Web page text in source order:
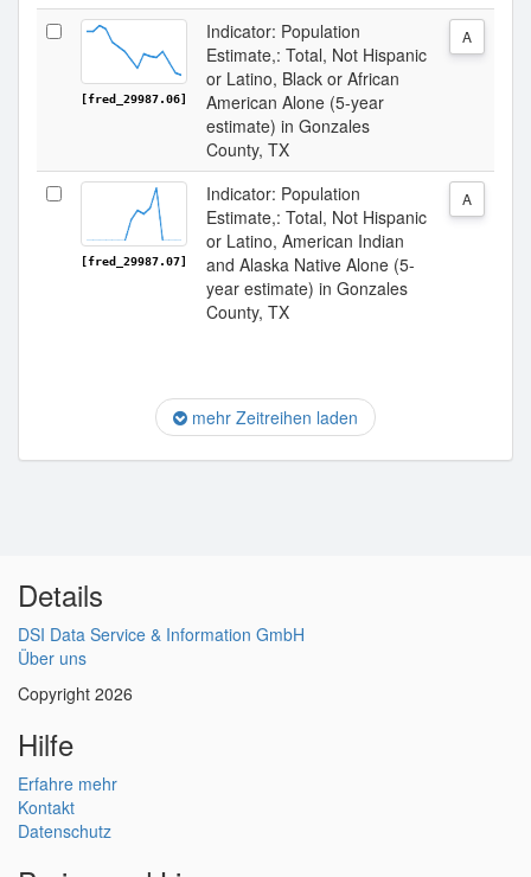
[fred_29987.06]
Indicator: Population
Estimate,: Total, Not Hispanic
or Latino, Black or African
American Alone (5-year
estimate) in Gonzales
County, TX
A
[fred_29987.07]
Indicator: Population
Estimate,: Total, Not Hispanic
or Latino, American Indian
and Alaska Native Alone (5-
year estimate) in Gonzales
County, TX
A
mehr Zeitreihen laden
Details
DSI Data Service & Information GmbH
Über uns
Copyright 2026
Hilfe
Erfahre mehr
Kontakt
Datenschutz